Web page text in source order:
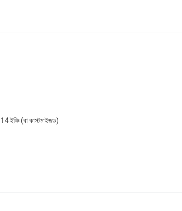
(বা কাস্টমাইজড)